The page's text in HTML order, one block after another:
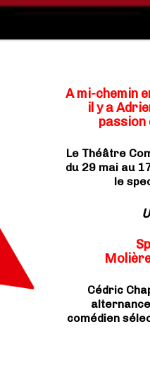
A mi-chemin
il y a
passion
Le Théâtre
du 29 mai au
le
Cédric
comédien